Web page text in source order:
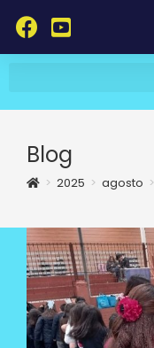
Blog
> 2025 > agosto >